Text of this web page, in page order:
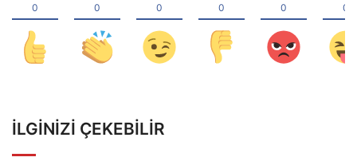
İLGINIZI ÇEKEBILIR